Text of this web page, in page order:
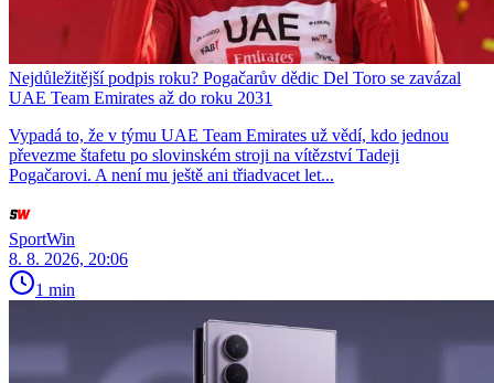
Nejdůležitější podpis roku? Pogačarův dědic Del Toro se zavázal
UAE Team Emirates až do roku 2031
Vypadá to, že v týmu UAE Team Emirates už vědí, kdo jednou
převezme štafetu po slovinském stroji na vítězství Tadeji
Pogačarovi. A není mu ještě ani třiadvacet let...
SportWin
8. 8. 2026, 20:06
1 min